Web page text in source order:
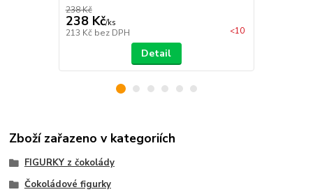
238 Kč
238 Kč/ks
213 Kč bez DPH <10
Detail
Zboží zařazeno v kategoriích
FIGURKY z čokolády
Čokoládové figurky